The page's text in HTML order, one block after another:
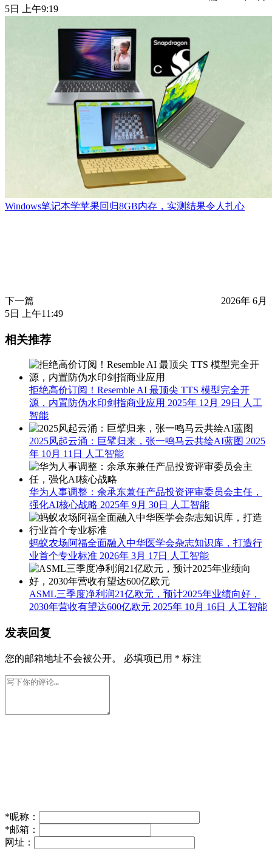
5日 上午9:19
Windows笔记本学苹果回归8GB内存，实测结果令人扎心
下一篇
2026年 6月
5日 上午11:49
相关推荐
拒绝高价订阅！Resemble AI 最顶尖 TTS 模型完全开
源，内置防伪水印剑指商业应用 2025年 12月 29日
人工
智能
2025风起云涌：巨擘归来，张一鸣马云共绘AI蓝图 2025
年 10月 11日
人工智能
华为人事调整：余承东兼任产品投资评审委员会主任，
强化AI核心战略 2025年 9月 30日 人工智能
蚂蚁农场阿福全面融入中华医学会杂志知识库，打造行
业首个专业标准 2026年 3月 17日 人工智能
ASML三季度净利润21亿欧元，预计2025年业绩向好，
2030年营收有望达600亿欧元 2025年 10月 16日 人工智能
发表回复
您的邮箱地址不会被公开。 必填项已用 * 标注
*昵称：
*邮箱：
网址：